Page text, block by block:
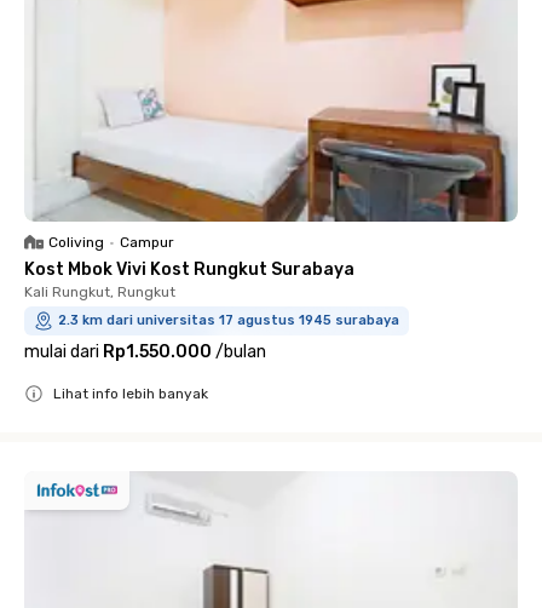
Coliving • Campur
Kost Mbok Vivi Kost Rungkut Surabaya
Kali Rungkut, Rungkut
2.3 km dari universitas 17 agustus 1945 surabaya
mulai dari Rp1.550.000 /bulan
Lihat info lebih banyak